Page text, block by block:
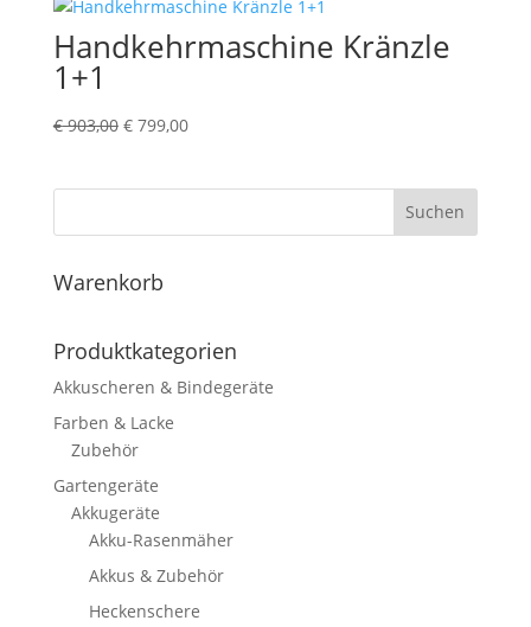
Handkehrmaschine Kränzle
1+1
€903,00 Ursprünglicher
€799,00Aktueller
Suchen
Warenkorb
Produktkategorien
Akkuscheren & Bindegeräte
Farben & Lacke
Zubehör
Gartengeräte
Akkugeräte
Akku-Rasenmäher
Akkus & Zubehör
Heckenschere